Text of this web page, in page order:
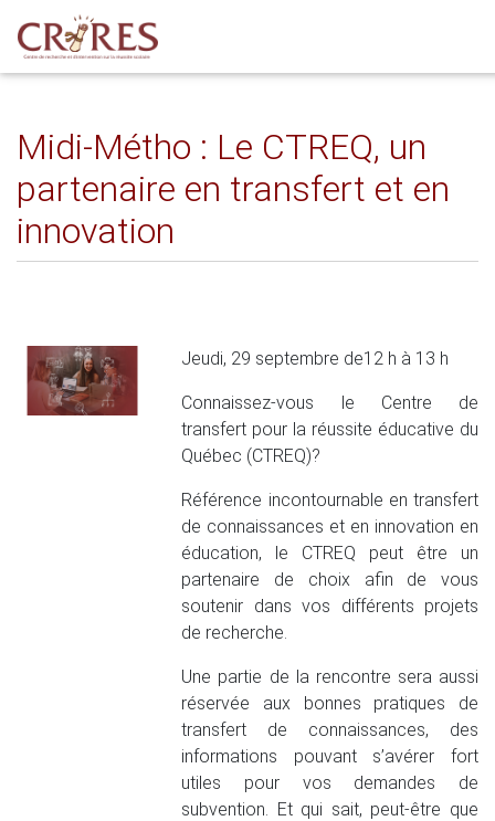
Midi-Métho : Le CTREQ, un
partenaire en transfert et en
innovation
Jeudi, 29 septembre de12 h à 13 h
Connaissez-vous le Centre de
transfert pour la réussite éducative du
Québec (CTREQ)?
Référence incontournable en transfert
de connaissances et en innovation en
éducation, le CTREQ peut être un
partenaire de choix afin de vous
soutenir dans vos différents projets
de recherche.
Une partie de la rencontre sera aussi
réservée aux bonnes pratiques de
transfert de connaissances, des
informations pouvant s’avérer fort
utiles pour vos demandes de
subvention. Et qui sait, peut-être que